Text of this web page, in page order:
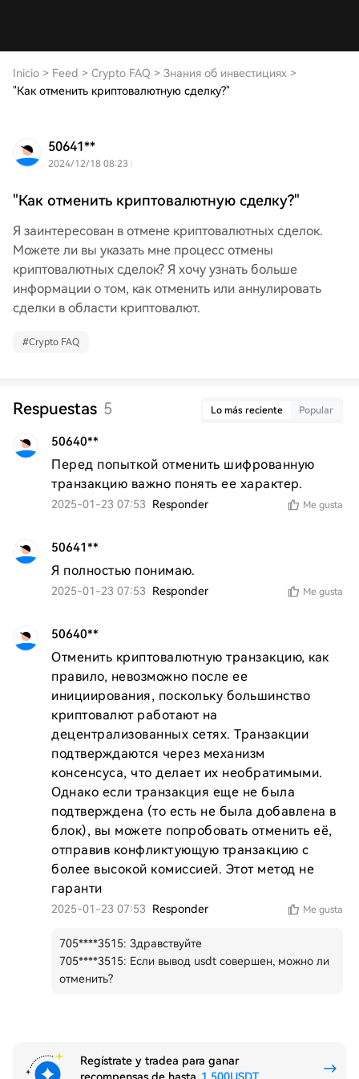
Inicio > Feed > Crypto FAQ > Знания об инвестициях >
"Как отменить криптовалютную сделку?"
50641**
2024/12/18 08:23
"Как отменить криптовалютную сделку?"
Я заинтересован в отмене криптовалютных сделок.
Можете ли вы указать мне процесс отмены
криптовалютных сделок? Я хочу узнать больше
информации о том, как отменить или аннулировать
сделки в области криптовалют.
#Crypto FAQ
Respuestas 5 Lo más reciente Popular
50640**
Перед попыткой отменить шифрованную
транзакцию важно понять ее характер.
2025-01-23 07:53 Responder Me gusta
50641**
Я полностью понимаю.
2025-01-23 07:53 Responder Me gusta
50640**
Отменить криптовалютную транзакцию, как
правило, невозможно после ее
инициирования, поскольку большинство
криптовалют работают на
децентрализованных сетях. Транзакции
подтверждаются через механизм
консенсуса, что делает их необратимыми.
Однако если транзакция еще не была
подтверждена (то есть не была добавлена в
блок), вы можете попробовать отменить её,
отправив конфликтующую транзакцию с
более высокой комиссией. Этот метод не
гаранти
2025-01-23 07:53 Responder Me gusta
705****3515: Здравствуйте
705****3515: Если вывод usdt совершен, можно ли
отменить?
Regístrate y tradea para ganar